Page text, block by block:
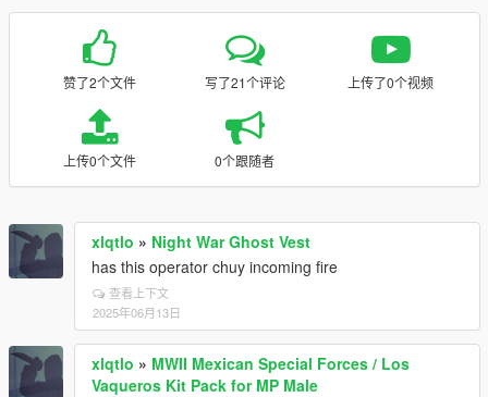
赞了2个文件 写了21个评论 上传了0个视频
上传0个文件 0个跟随者
xlqtlo » Night War Ghost Vest
has this operator chuy incoming fire
查看上下文
2025年06月13日
xlqtlo » MWII Mexican Special Forces / Los
Vaqueros Kit Pack for MP Male